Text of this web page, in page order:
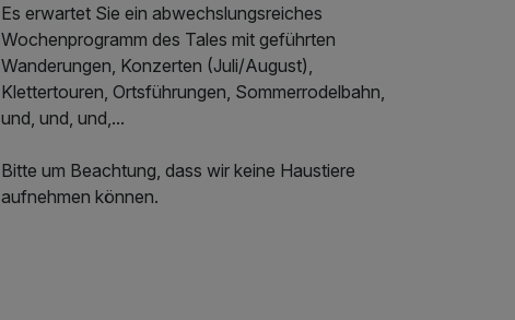
Es erwartet Sie ein abwechslungsreiches
Wochenprogramm des Tales mit geführten
Wanderungen, Konzerten (Juli/August),
Klettertouren, Ortsführungen, Sommerrodelbahn,
und, und, und,...
Bitte um Beachtung, dass wir keine Haustiere
aufnehmen können.